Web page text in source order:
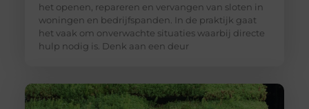
het openen, repareren en vervangen van sloten in
woningen en bedrijfspanden. In de praktijk gaat
het vaak om onverwachte situaties waarbij directe
hulp nodig is. Denk aan een deur